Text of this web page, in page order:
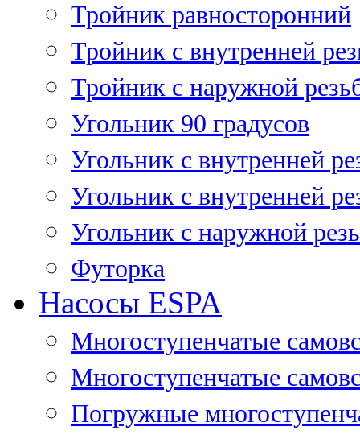
Тройник равносторонний
Тройник с внутренней
Тройник с наружной
Угольник 90 градусов
Угольник c внутренней
Угольник с внутренней
Угольник с наружной
Футорка
Насосы ESPA
Многоступенчатые
Многоступенчатые
Погружные